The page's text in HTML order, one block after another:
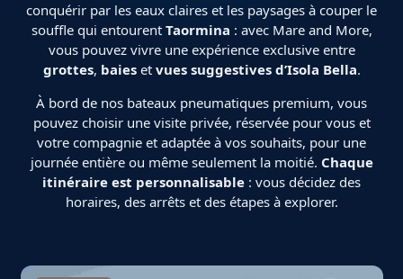
conquérir par les eaux claires et les paysages à couper le
souffle qui entourent Taormina : avec Mare and More,
vous pouvez vivre une expérience exclusive entre
grottes, baies et vues suggestives d’Isola Bella.
À bord de nos bateaux pneumatiques premium, vous
pouvez choisir une visite privée, réservée pour vous et
votre compagnie et adaptée à vos souhaits, pour une
journée entière ou même seulement la moitié. Chaque
itinéraire est personnalisable : vous décidez des
horaires, des arrêts et des étapes à explorer.